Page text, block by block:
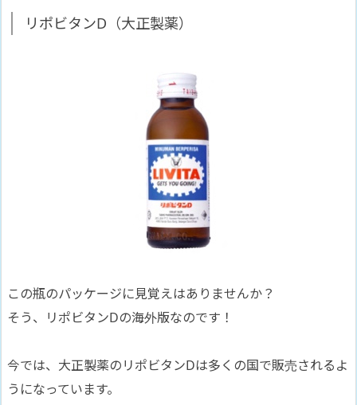
リポビタンD（大正製薬）
この瓶のパッケージに見覚えはありませんか？
そう、リポビタンDの海外版なのです！
今では、大正製薬のリポビタンDは多くの国で販売されるよ
うになっています。